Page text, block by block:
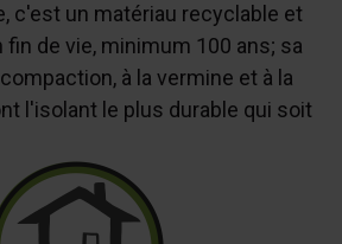
c'est un matériau recyclable et
de vie, minimum 100 ans; sa
à la vermine et à la
l'isolant le plus durable qui soit